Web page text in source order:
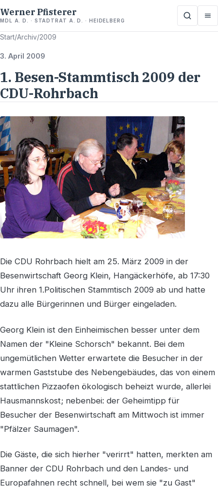
Werner Pfisterer
MDL A. D. · STADTRAT A. D. · HEIDELBERG
Start/Archiv/2009
3. April 2009
1. Besen-Stammtisch 2009 der
CDU-Rohrbach
Die CDU Rohrbach hielt am 25. März 2009 in der
Besenwirtschaft Georg Klein, Hangäckerhöfe, ab 17:30
Uhr ihren 1.Politischen Stammtisch 2009 ab und hatte
dazu alle Bürgerinnen und Bürger eingeladen.
Georg Klein ist den Einheimischen besser unter dem
Namen der "Kleine Schorsch" bekannt. Bei dem
ungemütlichen Wetter erwartete die Besucher in der
warmen Gaststube des Nebengebäudes, das von einem
stattlichen Pizzaofen ökologisch beheizt wurde, allerlei
Hausmannskost; nebenbei: der Geheimtipp für
Besucher der Besenwirtschaft am Mittwoch ist immer
"Pfälzer Saumagen".
Die Gäste, die sich hierher "verirrt" hatten, merkten am
Banner der CDU Rohrbach und den Landes- und
Europafahnen recht schnell, bei wem sie "zu Gast"